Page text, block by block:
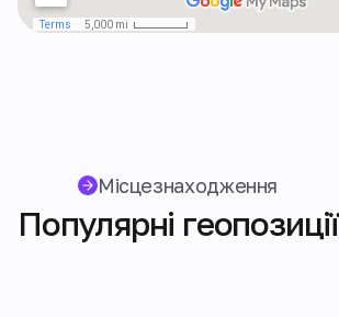
Місцезнаходження
Популярні геопозиції